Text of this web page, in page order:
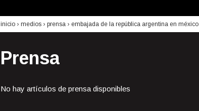
inicio › medios › prensa › embajada de la república argentina en méxico
Prensa
No hay artículos de prensa disponibles